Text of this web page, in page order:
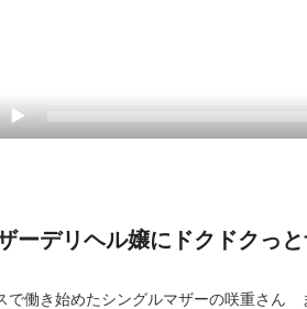
ーデリヘル嬢にドクドクっ
で働き始めたシングルマザーの咲重さん